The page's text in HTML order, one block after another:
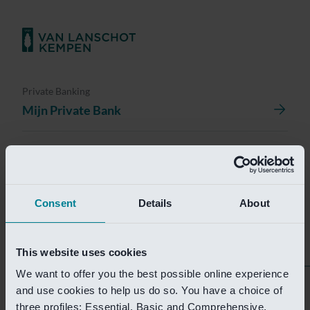
Consent Details About
This website uses cookies
We want to offer you the best possible online experience
and use cookies to help us do so. You have a choice of
three profiles: Essential, Basic and Comprehensive.
Private Banking
Mijn Private Bank
Investment Banking
Van Lanschot Kempen Research
Helaas is deze pagina